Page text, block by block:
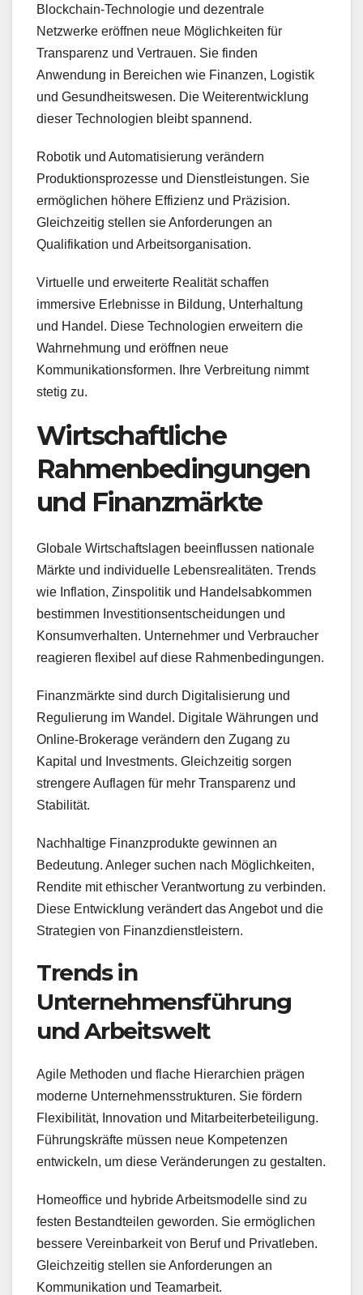
Blockchain-Technologie und dezentrale
Netzwerke eröffnen neue Möglichkeiten für
Transparenz und Vertrauen. Sie finden
Anwendung in Bereichen wie Finanzen, Logistik
und Gesundheitswesen. Die Weiterentwicklung
dieser Technologien bleibt spannend.
Robotik und Automatisierung verändern
Produktionsprozesse und Dienstleistungen. Sie
ermöglichen höhere Effizienz und Präzision.
Gleichzeitig stellen sie Anforderungen an
Qualifikation und Arbeitsorganisation.
Virtuelle und erweiterte Realität schaffen
immersive Erlebnisse in Bildung, Unterhaltung
und Handel. Diese Technologien erweitern die
Wahrnehmung und eröffnen neue
Kommunikationsformen. Ihre Verbreitung nimmt
stetig zu.
Wirtschaftliche
Rahmenbedingungen
und Finanzmärkte
Globale Wirtschaftslagen beeinflussen nationale
Märkte und individuelle Lebensrealitäten. Trends
wie Inflation, Zinspolitik und Handelsabkommen
bestimmen Investitionsentscheidungen und
Konsumverhalten. Unternehmer und Verbraucher
reagieren flexibel auf diese Rahmenbedingungen.
Finanzmärkte sind durch Digitalisierung und
Regulierung im Wandel. Digitale Währungen und
Online-Brokerage verändern den Zugang zu
Kapital und Investments. Gleichzeitig sorgen
strengere Auflagen für mehr Transparenz und
Stabilität.
Nachhaltige Finanzprodukte gewinnen an
Bedeutung. Anleger suchen nach Möglichkeiten,
Rendite mit ethischer Verantwortung zu verbinden.
Diese Entwicklung verändert das Angebot und die
Strategien von Finanzdienstleistern.
Trends in
Unternehmensführung
und Arbeitswelt
Agile Methoden und flache Hierarchien prägen
moderne Unternehmensstrukturen. Sie fördern
Flexibilität, Innovation und Mitarbeiterbeteiligung.
Führungskräfte müssen neue Kompetenzen
entwickeln, um diese Veränderungen zu gestalten.
Homeoffice und hybride Arbeitsmodelle sind zu
festen Bestandteilen geworden. Sie ermöglichen
bessere Vereinbarkeit von Beruf und Privatleben.
Gleichzeitig stellen sie Anforderungen an
Kommunikation und Teamarbeit.